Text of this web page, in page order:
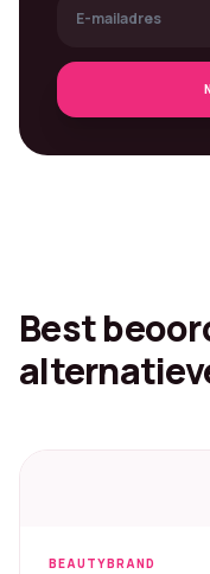
Best
BEAUTYBRAND